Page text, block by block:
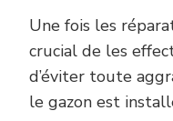
Une fois les
crucial de les
d’éviter toute
le gazon est